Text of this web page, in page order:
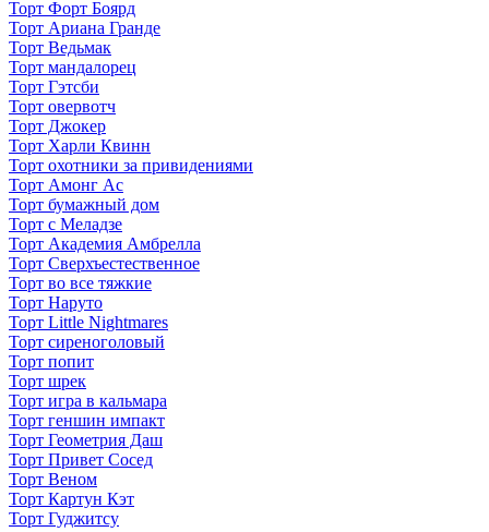
Торт Форт Боярд
Торт Ариана Гранде
Торт Ведьмак
Торт мандалорец
Торт Гэтсби
Торт овервотч
Торт Джокер
Торт Харли Квинн
Торт охотники за привидениями
Торт Амонг Ас
Торт бумажный дом
Торт с Меладзе
Торт Академия Амбрелла
Торт Сверхъестественное
Торт во все тяжкие
Торт Наруто
Торт Little Nightmares
Торт сиреноголовый
Торт попит
Торт шрек
Торт игра в кальмара
Торт геншин импакт
Торт Геометрия Даш
Торт Привет Сосед
Торт Веном
Торт Картун Кэт
Торт Гуджитсу